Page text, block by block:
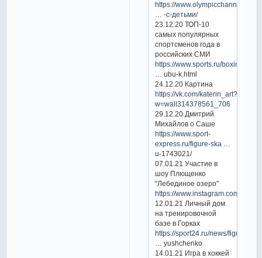
https://www.olympicchannel.com/
… -с-детьми/
23.12.20 ТОП-10
самых популярных
спортсменов года в
российских СМИ
https://www.sports.ru/boxing/
… ubu-k.html
24.12.20 Картина
https://vk.com/katerin_art?
w=wall314378561_706
29.12.20 Дмитрий
Михайлов о Саше
https://www.sport-
express.ru/figure-ska
u-1743021/
07.01.21 Участие в
шоу Плющенко
"Лебединое озеро"
https://www.instagram.com/p/
12.01.21 Личный дом
на тренировочной
базе в Горках
https://sport24.ru/news/
… yushchenko
14.01.21 Игра в хоккей